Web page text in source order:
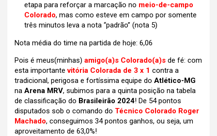
etapa para reforçar a marcação no meio-de-campo
Colorado, mas como esteve em campo por somente
três minutos leva a nota “padrão” (nota 5)
Nota média do time na partida de hoje: 6,06
Pois é meus(minhas) amigo(a)s Colorado(a)s de fé: com
esta importantevitória Colorada de 3 x 1 contra a
tradicional, perigosa e fortíssima equipe do Atlético-MG
na Arena MRV, subimos para a quinta posição na tabela
de classificação do Brasileirão 2024! De 54 pontos
disputados sob o comando do Técnico Colorado Roger
Machado, conseguimos 34 pontos ganhos, ou seja, um
aproveitamento de 63,0%!